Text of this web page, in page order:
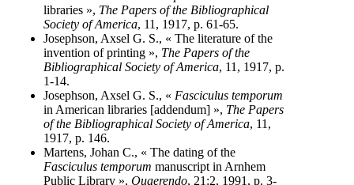
libraries », The Papers of the Bibliographical
Society of America, 11, 1917, p. 61-65.
Josephson, Axsel G. S., « The literature of the
invention of printing », The Papers of the
Bibliographical Society of America, 11, 1917, p.
1-14.
Josephson, Axsel G. S., « Fasciculus temporum
in American libraries [addendum] », The Papers
of the Bibliographical Society of America, 11,
1917, p. 146.
Martens, Johan C., « The dating of the
Fasciculus temporum manuscript in Arnhem
Public Library », Quaerendo, 21:2, 1991, p. 3-